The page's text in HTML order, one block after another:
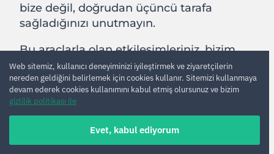
bize değil, doğrudan üçüncü tarafa
sağladığınızı unutmayın.
Bu araçlarla olan etkileşimleriniz, bizim
değil, ilgili sosyal medya platformlarının
gizlilik politikalarına tabidir.
Örneğin, “Facebook Beğen” butonunu
giriş yapmış olmanız gerekir. Bu butona
Web sitemiz, kullanıcı deneyiminizi iyileştirmek ve ziyaretçilerin
nereden geldiğini belirlemek için cookies kullanır. Sitemizi kullanmaya
devam ederek cookies kullanımını kabul etmiş olursunuz ve bizim
gizlilik politikası ile
Evet, kabul ediyorum